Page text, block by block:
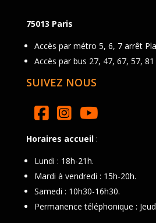
75013 Paris
Accès par métro 5, 6, 7 arrêt
Accès par bus 27, 47, 67, 57, 81
SUIVEZ NOUS
Horaires accueil:
Lundi : 18h-21h.
Mardi à vendredi : 15h-20h.
Samedi : 10h30-16h30.
Permanence téléphonique :